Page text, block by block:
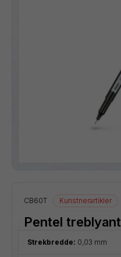
CB60T Kunstnerartikler
Pentel treblyant
Strekbredde: 0,03 mm